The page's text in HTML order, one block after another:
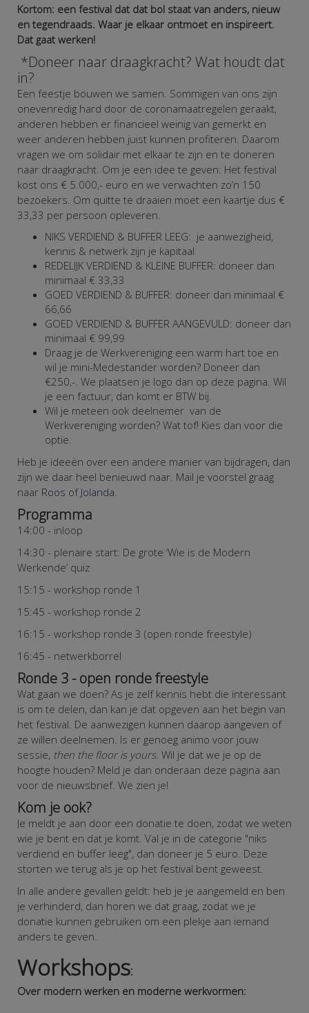
Kortom: een festival dat dat bol staat van anders, nieuw
en tegendraads. Waar je elkaar ontmoet en inspireert.
Dat gaat werken!
*Doneer naar draagkracht? Wat houdt dat
in?
Een feestje bouwen we samen. Sommigen van ons zijn
onevenredig hard door de coronamaatregelen geraakt,
anderen hebben er financieel weinig van gemerkt en
weer anderen hebben juist kunnen profiteren. Daarom
vragen we om solidair met elkaar te zijn en te doneren
naar draagkracht. Om je een idee te geven: Het festival
kost ons € 5.000,- euro en we verwachten zo’n 150
bezoekers. Om quitte te draaien moet een kaartje dus €
33,33 per persoon opleveren.
NIKS VERDIEND & BUFFER LEEG: je aanwezigheid,
kennis & netwerk zijn je kapitaal
REDELIJK VERDIEND & KLEINE BUFFER: doneer dan
minimaal € 33,33
GOED VERDIEND & BUFFER: doneer dan minimaal €
66,66
GOED VERDIEND & BUFFER AANGEVULD: doneer dan
minimaal € 99,99
Draag je de Werkvereniging een warm hart toe en
wil je mini-Medestander worden? Doneer dan
€250,-. We plaatsen je logo dan op deze pagina. Wil
je een factuur, dan komt er BTW bij.
Wil je meteen ook deelnemer van de
Werkvereniging worden? Wat tof! Kies dan voor die
optie.
Heb je ideeën over een andere manier van bijdragen, dan
zijn we daar heel benieuwd naar. Mail je voorstel graag
naar Roos of Jolanda.
Programma
14:00 - inloop
14:30 - plenaire start: De grote ‘Wie is de Modern
Werkende’ quiz
15:15 - workshop ronde 1
15:45 - workshop ronde 2
16:15 - workshop ronde 3 (open ronde freestyle)
16:45 - netwerkborrel
Ronde 3 - open ronde freestyle
Wat gaan we doen? As je zelf kennis hebt die interessant
is om te delen, dan kan je dat opgeven aan het begin van
het festival. De aanwezigen kunnen daarop aangeven of
ze willen deelnemen. Is er genoeg animo voor jouw
sessie, then the floor is yours. Wil je dat we je op de
hoogte houden? Meld je dan onderaan deze pagina aan
voor de nieuwsbrief. We zien je!
Kom je ook?
Je meldt je aan door een donatie te doen, zodat we weten
wie je bent en dat je komt. Val je in de categorie "niks
verdiend en buffer leeg", dan doneer je 5 euro. Deze
storten we terug als je op het festival bent geweest.
In alle andere gevallen geldt: heb je je aangemeld en ben
je verhinderd, dan horen we dat graag, zodat we je
donatie kunnen gebruiken om een plekje aan iemand
anders te geven.
Workshops:
Over modern werken en moderne werkvormen: